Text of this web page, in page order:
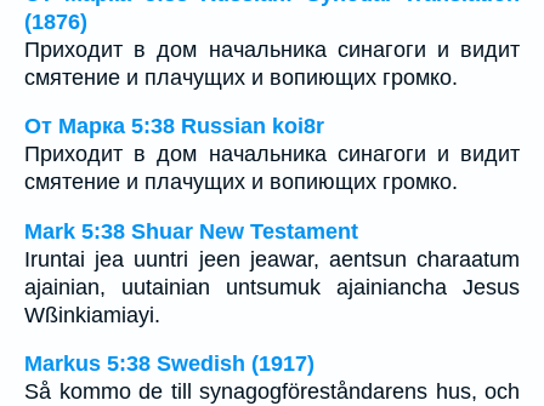
(1876)
Приходит в дом начальника синагоги и видит
смятение и плачущих и вопиющих громко.
От Марка 5:38 Russian koi8r
Приходит в дом начальника синагоги и видит
смятение и плачущих и вопиющих громко.
Mark 5:38 Shuar New Testament
Iruntai jea uuntri jeen jeawar, aentsun charaatum
ajainian, uutainian untsumuk ajainiancha Jesus
Wßinkiamiayi.
Markus 5:38 Swedish (1917)
Så kommo de till synagogföreståndarens hus, och